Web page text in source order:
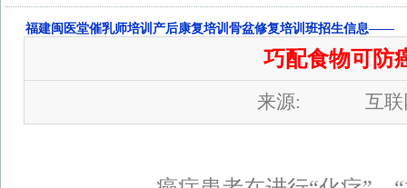
福建闽医堂催乳师培训产后康复培训骨盆修复培训班招生信息——
巧配食物可防
来源: 互联